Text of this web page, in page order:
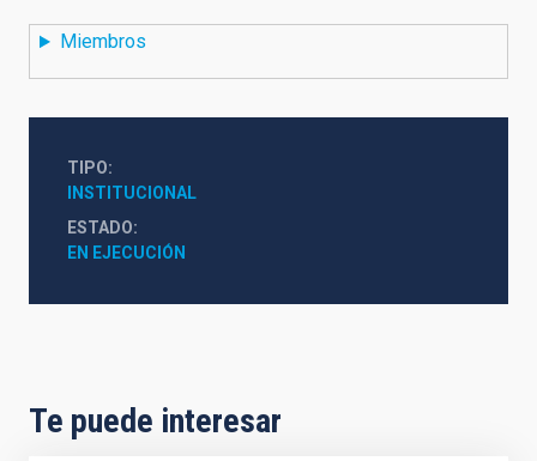
Miembros
TIPO
INSTITUCIONAL
ESTADO
EN EJECUCIÓN
Te puede interesar